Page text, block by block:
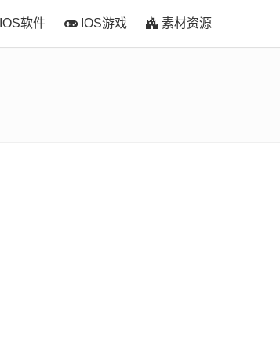
IOS软件 IOS游戏 素材资源